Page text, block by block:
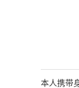
本人携带